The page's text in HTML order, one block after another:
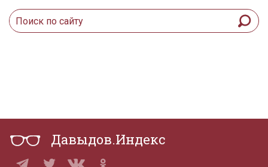
Давыдов.Индекс